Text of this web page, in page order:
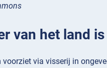
van het land
via visserij in